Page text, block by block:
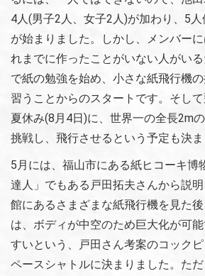
4人(男子2人、女子2人)が加わり、5
が始まりました。しかし、メンバー
れまでに作ったことがいない人がい
で紙の勉強を始め、小さな紙飛行機
習うことからのスタートです。そし
夏休み(8月4日)に、世界一の全長2m
挑戦し、飛行させるという予定も決ま
5月には、福山市にある紙ヒコーキ博
達人」でもある戸田拓夫さんから説
館にあるさまざまな紙飛行機を見た
は、ボディが中空のため巨大化が可
すいという、戸田さん考案のコック
ペースシャトルに決まりました。た